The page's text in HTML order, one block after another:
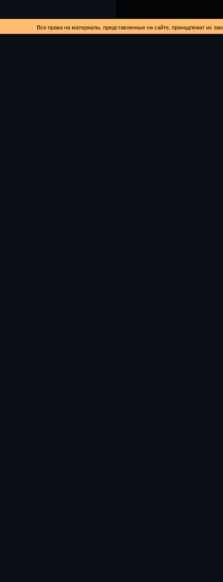
Все права на материалы, представленные на сайте, принадлежат их